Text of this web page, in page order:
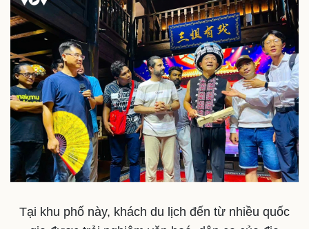
Văn hóa
Sân khấu - Điện ảnh
Văn học
Âm nhạc
Di sản
Giải trí
Nghệ sĩ
Thời trang
Sao Việt
Tại khu phố này, khách du lịch đến từ nhiều quốc